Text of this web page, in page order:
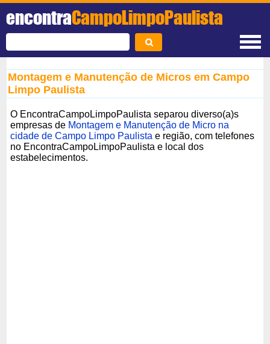
encontraCampoLimpoPaulista
Montagem e Manutenção de Micros em Campo
Limpo Paulista
O EncontraCampoLimpoPaulista separou diverso(a)s
empresas de Montagem e Manutenção de Micro na
cidade de Campo Limpo Paulista e região, com telefones
no EncontraCampoLimpoPaulista e local dos
estabelecimentos.